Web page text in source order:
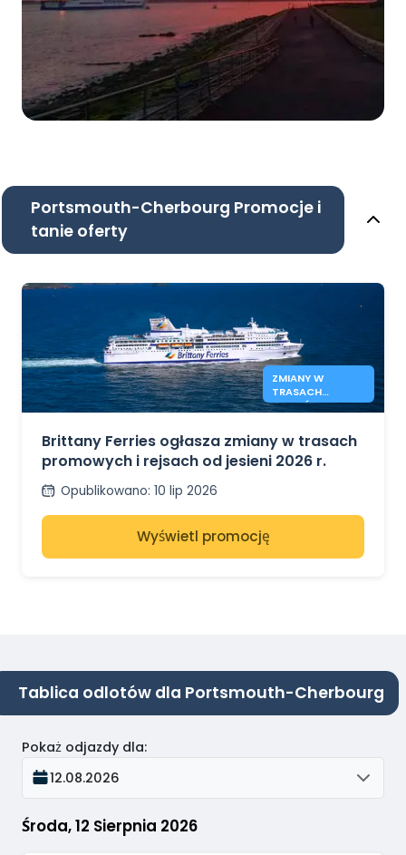
Portsmouth-Cherbourg Promocje i
tanie oferty
ZMIANY W
TRASACH
PROMÓW
Brittany Ferries ogłasza zmiany w trasach
promowych i rejsach od jesieni 2026 r.
Opublikowano: 10 lip 2026
Wyświetl promocję
Tablica odlotów dla Portsmouth-Cherbourg
Środa, 12 Sierpnia 2026
Pokaż odjazdy dla:
12.08.2026